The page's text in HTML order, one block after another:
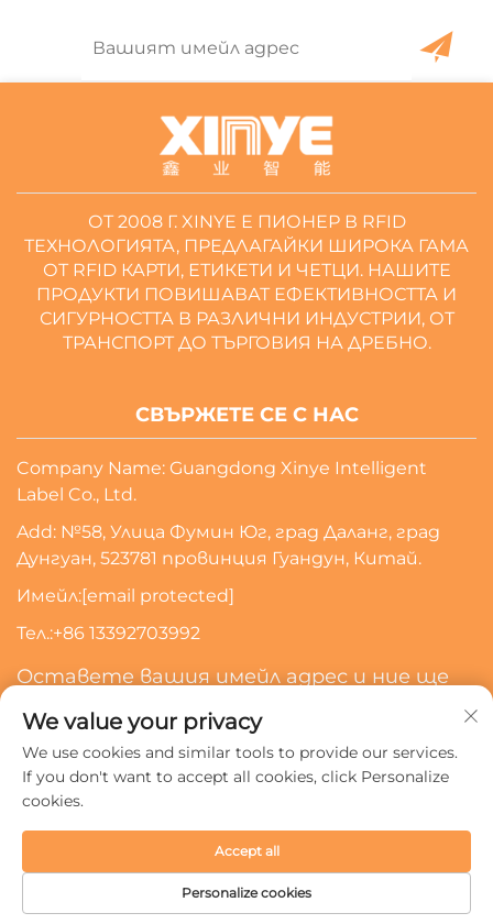
ОТ 2008 Г. XINYE Е ПИОНЕР В RFID
ТЕХНОЛОГИЯТА, ПРЕДЛАГАЙКИ ШИРОКА ГАМА
ОТ RFID КАРТИ, ЕТИКЕТИ И ЧЕТЦИ. НАШИТЕ
ПРОДУКТИ ПОВИШАВАТ ЕФЕКТИВНОСТТА И
СИГУРНОСТТА В РАЗЛИЧНИ ИНДУСТРИИ, ОТ
ТРАНСПОРТ ДО ТЪРГОВИЯ НА ДРЕБНО.
СВЪРЖЕТЕ СЕ С НАС
Company Name: Guangdong Xinye Intelligent
Label Co., Ltd.
Add: №58, Улица Фумин Юг, град Даланг, град
Дунгуан, 523781 провинция Гуандун, Китай.
Имейл:[email protected]
Тел.:+86 13392703992
Оставете вашия имейл адрес и ние ще
Абонирайте Се
Политика за поверителност
We value your privacy
We use cookies and similar tools to provide our services.
If you don't want to accept all cookies, click Personalize
cookies.
Personalize cookies
Accept all